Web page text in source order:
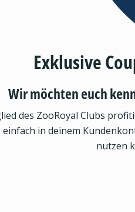
Exklusive
Wir möchten euch
des ZooRoyal Clubs
einfach in deinem
nutzen